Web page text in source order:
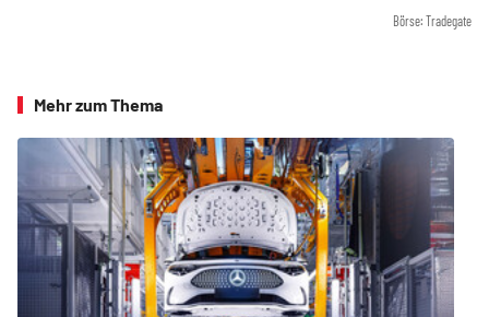
Börse: Tradegate
Mehr zum Thema